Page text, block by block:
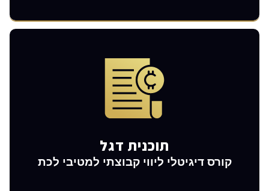
תוכנית דגל
קורס דיגיטלי ליווי קבוצתי למטיבי לכת
מתחילים להרויח